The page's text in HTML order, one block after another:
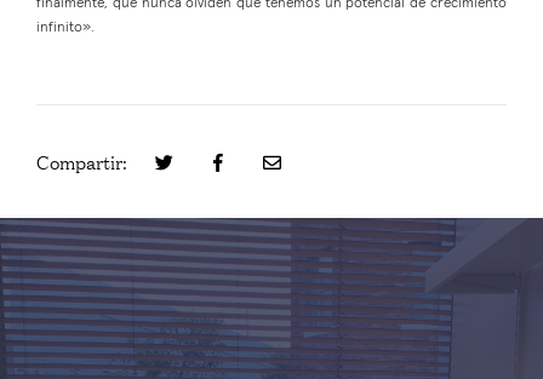
finalmente, que nunca olviden que tenemos un potencial de crecimiento
infinito».
Compartir: